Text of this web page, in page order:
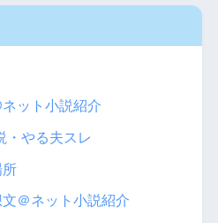
ット小説紹介
・やる夫スレ
所
＠ネット小説紹介